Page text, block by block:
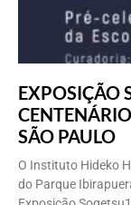
EXPOSIÇÃO
SÃO PAULO
O Instituto Hideko
do Parque